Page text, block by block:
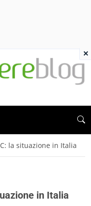
la situazione in Italia
in Italia
×